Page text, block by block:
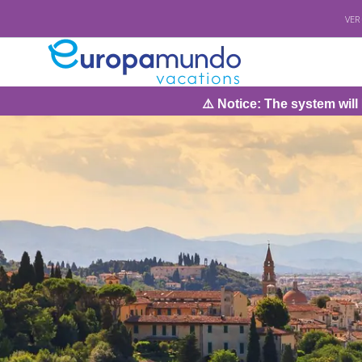
⚠️ Notice: The system will be under